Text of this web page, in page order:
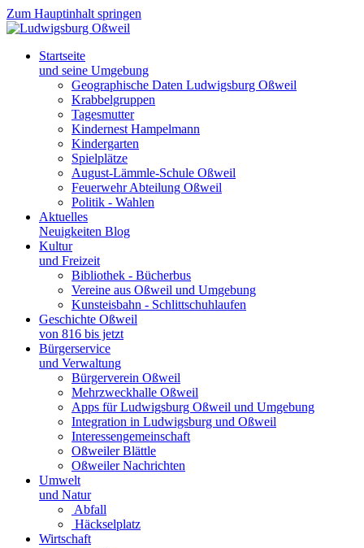
Zum Hauptinhalt springen
Startseite
und seine Umgebung
Geographische Daten Ludwigsburg Oßweil
Krabbelgruppen
Tagesmutter
Kindernest Hampelmann
Kindergarten
Spielplätze
August-Lämmle-Schule Oßweil
Feuerwehr Abteilung Oßweil
Politik - Wahlen
Aktuelles
Neuigkeiten Blog
Kultur
und Freizeit
Bibliothek - Bücherbus
Vereine aus Oßweil und Umgebung
Kunsteisbahn - Schlittschuhlaufen
Geschichte Oßweil
von 816 bis jetzt
Bürgerservice
und Verwaltung
Bürgerverein Oßweil
Mehrzweckhalle Oßweil
Apps für Ludwigsburg Oßweil und Umgebung
Integration in Ludwigsburg und Oßweil
Interessengemeinschaft
Oßweiler Blättle
Oßweiler Nachrichten
Umwelt
und Natur
Abfall
Häckselplatz
Wirtschaft